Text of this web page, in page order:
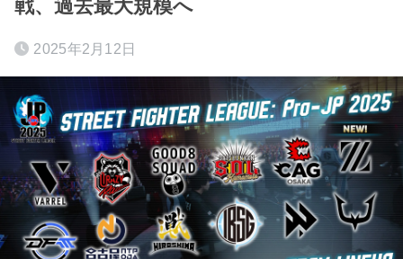
戦、過去最大規模へ
2025年2月12日